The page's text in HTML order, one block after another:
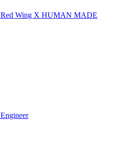
Red Wing X HUMAN MADE
Engineer